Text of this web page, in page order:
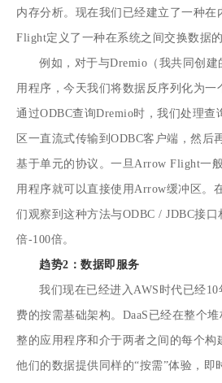
内存分析。现在我们已经建立了一种在
Flight定义了一种在系统之间交换数据的
例如，对于与Dremio（我共同创
用程序，今天我们将数据反序列化为一
通过ODBC查询Dremio时，我们处理查
区一直流式传输到ODBC客户端，然后
基于单元的协议。一旦Arrow Flight一
用程序就可以直接使用Arrow缓冲区。
们观察到这种方法与ODBC / JDBC接
倍-100倍。
趋势2：数据即服务
我们现在已经进入AWS时代已经
费的按需基础架构。DaaS已经在整个
整的应用程序和介于两者之间的每个构
他们的数据提供同样的“按需”体验，即